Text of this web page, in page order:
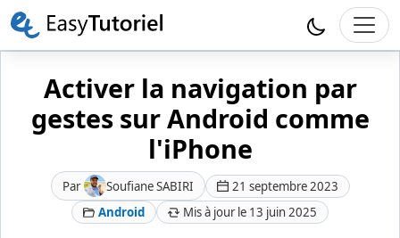
Activer la navigation par
gestes sur Android comme
l'iPhone
Par Soufiane SABIRI
21 septembre 2023
Android
Mis à jour le 13 juin 2025